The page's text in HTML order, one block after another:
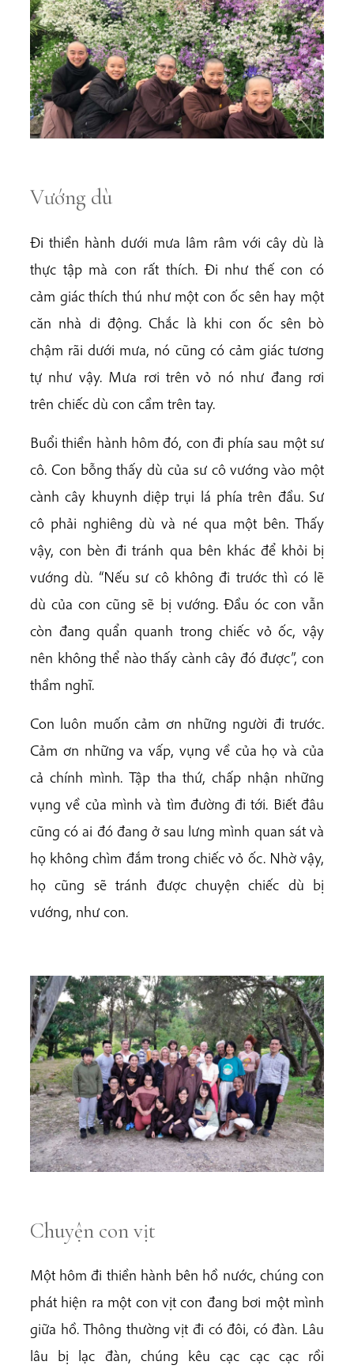
Vướng dù
Đi thiền hành dưới mưa lâm râm với cây dù là
thực tập mà con rất thích. Đi như thế con có
cảm giác thích thú như một con ốc sên hay một
căn nhà di động. Chắc là khi con ốc sên bò
chậm rãi dưới mưa, nó cũng có cảm giác tương
tự như vậy. Mưa rơi trên vỏ nó như đang rơi
trên chiếc dù con cầm trên tay.
Buổi thiền hành hôm đó, con đi phía sau một sư
cô. Con bỗng thấy dù của sư cô vướng vào một
cành cây khuynh diệp trụi lá phía trên đầu. Sư
cô phải nghiêng dù và né qua một bên. Thấy
vậy, con bèn đi tránh qua bên khác để khỏi bị
vướng dù. “Nếu sư cô không đi trước thì có lẽ
dù của con cũng sẽ bị vướng. Đầu óc con vẫn
còn đang quẩn quanh trong chiếc vỏ ốc, vậy
nên không thể nào thấy cành cây đó được”, con
thầm nghĩ.
Con luôn muốn cảm ơn những người đi trước.
Cảm ơn những va vấp, vụng về của họ và của
cả chính mình. Tập tha thứ, chấp nhận những
vụng về của mình và tìm đường đi tới. Biết đâu
cũng có ai đó đang ở sau lưng mình quan sát và
họ không chìm đắm trong chiếc vỏ ốc. Nhờ vậy,
họ cũng sẽ tránh được chuyện chiếc dù bị
vướng, như con.
Chuyện con vịt
Một hôm đi thiền hành bên hồ nước, chúng con
phát hiện ra một con vịt con đang bơi một mình
giữa hồ. Thông thường vịt đi có đôi, có đàn. Lâu
lâu bị lạc đàn, chúng kêu cạc cạc cạc rồi